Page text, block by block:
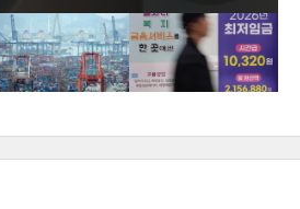
検